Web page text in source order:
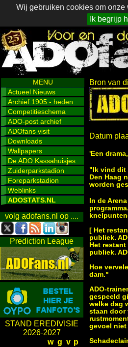
Wij gebruiken cookies om onze
Ik begrijp
MENU
Actueel Nieuws
Archief 1905 - heden
Competitieschema
ADO-post archief
ADOfans visit
Downloads
Wallpapers
De ADO Kassahuisjes
Zuiderparkstadion
Foreparkstadion
Weblinks
ADOSTATS.NL
volg adofans.nl op ....
Prediction League
STAND EREDIVISIE
2026-2027
w g v p
Bron van
Datum
'Een
"Ik vind dit
Den Haag
worden
In de
[ Het
publiek.
Het
publiek.
Hoe
dam."
ADO-
gespeeld
welke dag
staan door
gevoel niet